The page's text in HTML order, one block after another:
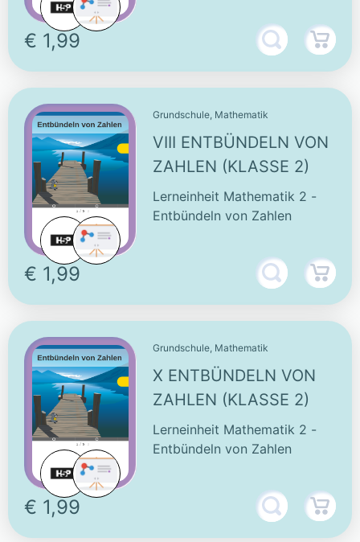
€ 1,99
Grundschule, Mathematik
VIII ENTBÜNDELN VON
ZAHLEN (KLASSE 2)
Lerneinheit Mathematik 2 -
Entbündeln von Zahlen
€ 1,99
Grundschule, Mathematik
X ENTBÜNDELN VON
ZAHLEN (KLASSE 2)
Lerneinheit Mathematik 2 -
Entbündeln von Zahlen
€ 1,99